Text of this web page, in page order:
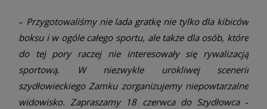
– Przygotowaliśmy nie lada gratkę nie tylko dla kibiców
boksu i w ogóle całego sportu, ale także dla osób, które
do tej pory raczej nie interesowały się rywalizacją
sportową. W niezwykle urokliwej scenerii
szydłowieckiego Zamku zorganizujemy niepowtarzalne
widowisko. Zapraszamy 18 czerwca do Szydłowca­-